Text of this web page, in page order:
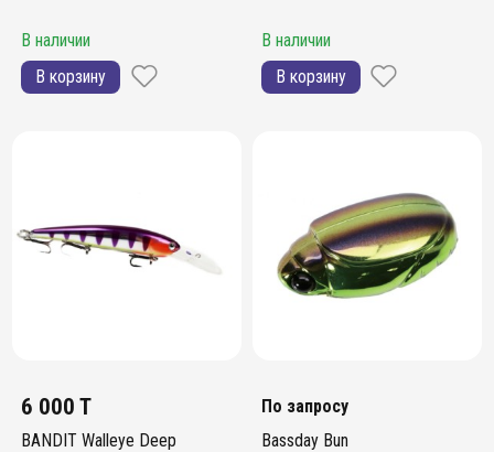
В наличии
В корзину
В наличии
В корзину
6 000 T
BANDIT Walleye Deep
По запросу
Bassday Bun